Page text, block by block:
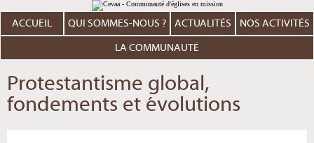
au
contenu.
Aller
personnels
ACCUEIL QUI SOMMES-NOUS ? ACTUALITÉS NOS ACTIVITÉS
LA COMMUNAUTÉ
Protestantisme global,
fondements et évolutions